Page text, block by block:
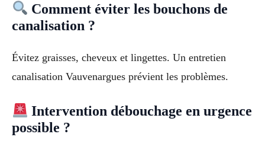
Comment éviter les bouchons de
canalisation ?
Évitez graisses, cheveux et lingettes. Un entretien
canalisation Vauvenargues prévient les problèmes.
Intervention débouchage en urgence
possible ?